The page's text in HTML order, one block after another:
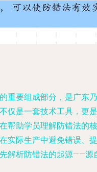
重要组成部分，是广东乃
仅是一套技术工具，更是
帮助学员理解防错法的核
实际生产中避免错误、提
解析防错法的起源——源